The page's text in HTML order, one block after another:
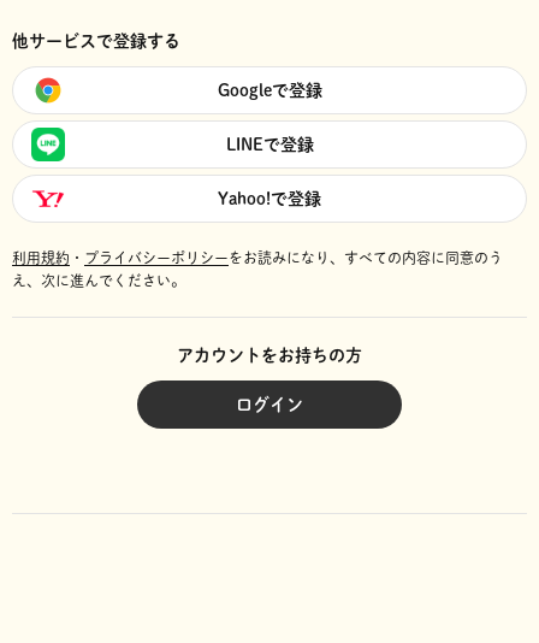
他サービスで登録する
Googleで登録
LINEで登録
Yahoo!で登録
利用規約 ・ プライバシーポリシーをお読みになり、 すべての内容に同意のう
え、次に進んでください。
アカウントをお持ちの方
ログイン